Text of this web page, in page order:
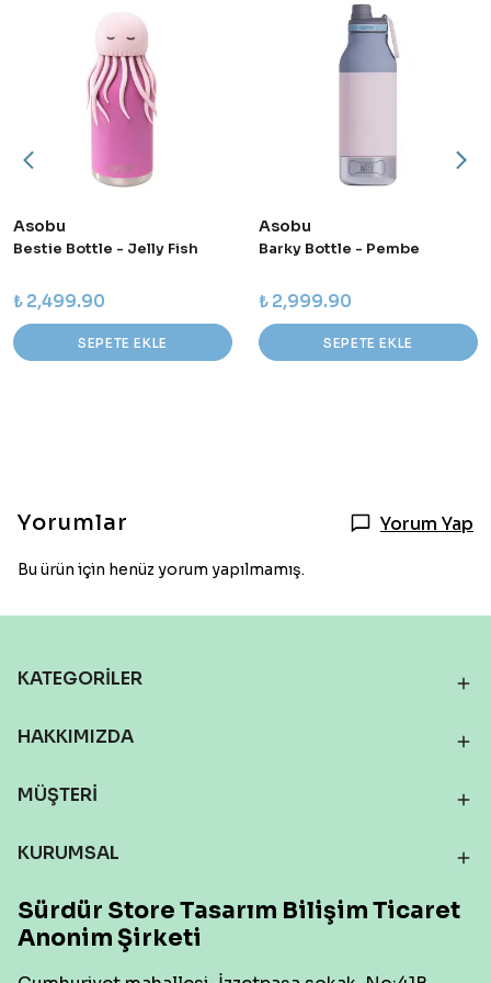
Asobu
Bestie Bottle - Jelly Fish
₺ 2,499.90
SEPETE EKLE
Asobu
Barky Bottle - Pembe
₺ 2,999.90
SEPETE EKLE
Yorumlar Yorum Yap
Bu ürün için henüz yorum yapılmamış.
KATEGORİLER
HAKKIMIZDA
MÜŞTERİ
KURUMSAL
Sürdür Store Tasarım Bilişim Ticaret
Anonim Şirketi